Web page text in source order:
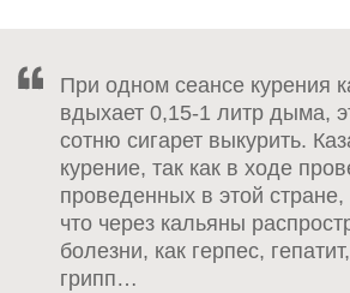
При одном сеансе курения
вдыхает 0,15-1 литр дыма,
сотню сигарет выкурить.
курение, так как в ходе
проведенных в этой
что через кальяны
болезни, как герпес,
грипп…